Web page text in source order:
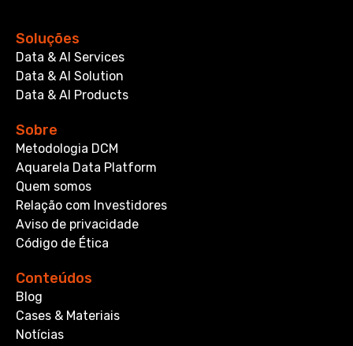
Soluções
Data & AI Services
Data & AI Solution
Data & AI Products
Sobre
Metodologia DCM
Aquarela Data Platform
Quem somos
Relação com Investidores
Aviso de privacidade
Código de Ética
Conteúdos
Blog
Cases & Materiais
Notícias